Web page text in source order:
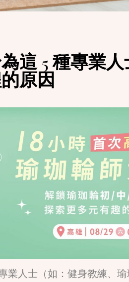
這 5 種專業
原因
業人士（如：健身教練、